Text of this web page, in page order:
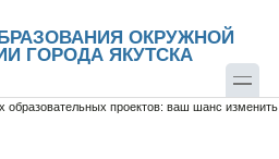
ОКРУЖНОЙ
ГОРОДА ЯКУТСКА
образовательных проектов: ваш шанс изменить